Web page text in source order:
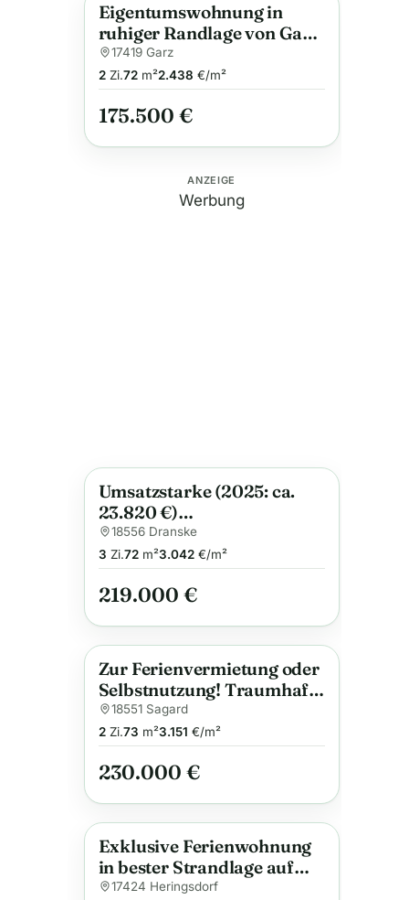
Anzeige
Eigentumswohnung in
ruhiger Randlage von Garz
auf der Insel Usedom
17419 Garz
2Zi.72m²2.438 €/m²
175.500 €
ANZEIGE
Werbung
Anzeige
Umsatzstarke (2025: ca.
23.820 €)
Maisonettewohnung mit
Reihenendhaus-Charakter
in Dranske-Bakenberg
18556 Dranske
3 Zi.72m²3.042€/m²
219.000 €
Anzeige
Zur Ferienvermietung oder
Selbstnutzung! Traumhafte
Ferienwohnung mit
Boddenblick auf Rügen
18551 Sagard
2Zi.73 m²3.151 €/m²
230.000 €
Anzeige
Exklusive Ferienwohnung
in bester Strandlage auf
Usedom
17424 Heringsdorf